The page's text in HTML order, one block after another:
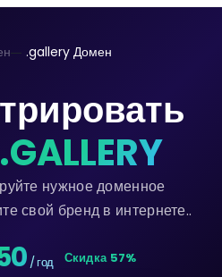
.gallery Домен
.GALLERY
нужное доменное
свой бренд в интернете..
/ год Скидка 57%